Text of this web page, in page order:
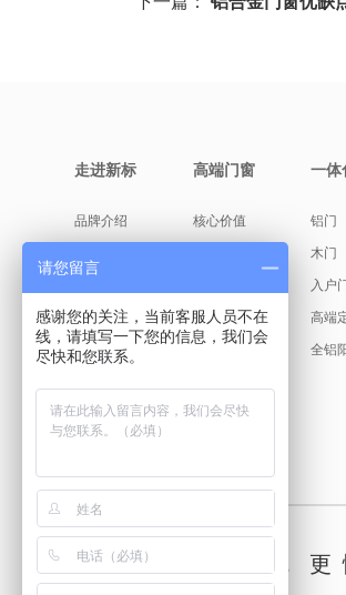
走进新标
品牌介绍
发展历程
荣耀见证
古天乐代言
高端门窗
核心价值
一体
铝门
木门
入户
高端
全铝
懂你，
请您留言
感谢您的关注，当前客服人员不在
线，请填写一下您的信息，我们会
尽快和您联系。